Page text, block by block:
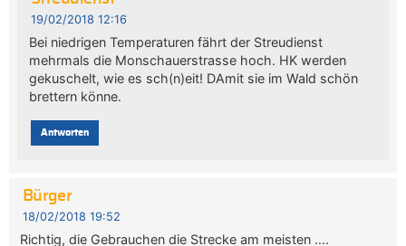
19/02/2018 12:16
Bei niedrigen Temperaturen fährt der Streudienst
mehrmals die Monschauerstrasse hoch. HK werden
gekuschelt, wie es sch(n)eit! DAmit sie im Wald schön
brettern könne.
Antworten
Bürger
18/02/2018 19:52
Richtig, die Gebrauchen die Strecke am meisten ….